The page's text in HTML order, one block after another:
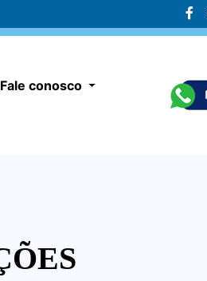
Fale conosco